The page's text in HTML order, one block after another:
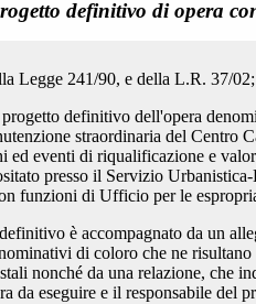
definitivo di opera
Legge 241/90, e della L.R. 37/02;
definitivo dell'opera
straordinaria del Centro
ed eventi di riqualificazione e
presso il Servizio
funzioni di Ufficio per le
è accompagnato da un
di coloro che ne
nonché da una relazione, che
da eseguire e il responsabile del